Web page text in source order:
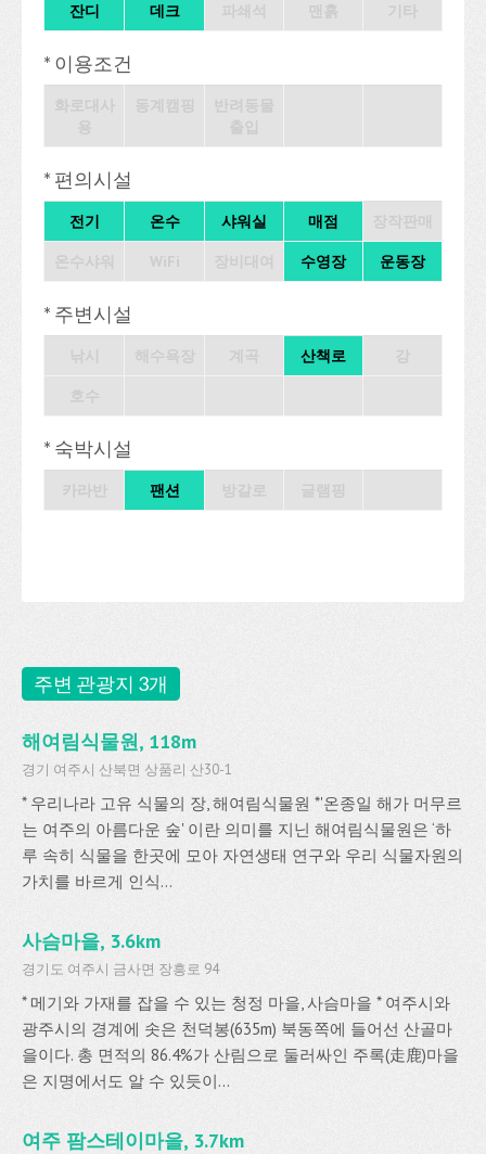
잔디 데크
* 이용조건
* 편의시설
전기 온수 샤워실 매점
수영장 운동장
* 주변시설
산책로
* 숙박시설
팬션
주변 관광지 3개
해여림식물원, 118m
경기 여주시 산북면 상품리 산30-1
* 우리나라 고유 식물의 장, 해여림식물원 *'온종일 해가 머무르
는 여주의 아름다운 숲' 이란 의미를 지닌 해여림식물원은 ‘하
루 속히 식물을 한곳에 모아 자연생태 연구와 우리 식물자원의
가치를 바르게 인식...
사슴마을, 3.6km
경기도 여주시 금사면 장흥로 94
* 메기와 가재를 잡을 수 있는 청정 마을, 사슴마을 * 여주시와
광주시의 경계에 솟은 천덕봉(635m) 북동쪽에 들어선 산골마
을이다. 총 면적의 86.4%가 산림으로 둘러싸인 주록(走鹿)마을
은 지명에서도 알 수 있듯이...
여주 팜스테이마을, 3.7km